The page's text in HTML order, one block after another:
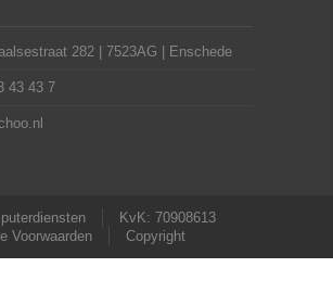
282 | 7523AG | Enschede
43 43 7
KvK: 70908613
Voorwaarden
Copyright